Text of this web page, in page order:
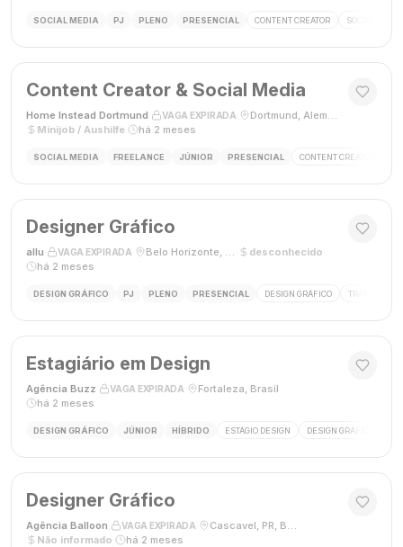
SOCIAL MEDIA PJ PLENO PRESENCIAL CONTENT CREATOR SOCIAL MEDIA
Content Creator & Social Media
Home Instead Dortmund VAGA EXPIRADA Dortmund, Alemanha
Minijob / Aushilfe
há 2 meses
SOCIAL MEDIA FREELANCE JÚNIOR PRESENCIAL CONTENT CREATOR
Designer Gráfico
allu VAGA EXPIRADA Belo Horizonte, MG, Brasil desconhecido
há 2 meses
DESIGN GRÁFICO PJ PLENO PRESENCIAL DESIGN GRÁFICO TRÁFEGO
Estagiário em Design
Agência Buzz VAGA EXPIRADA Fortaleza, Brasil
há 2 meses
DESIGN GRÁFICO JÚNIOR HÍBRIDO ESTÁGIO DESIGN DESIGN GRÁFICO
Designer Gráfico
Agência Balloon VAGA EXPIRADA Cascavel, PR, Brasil
Não informado
há 2 meses